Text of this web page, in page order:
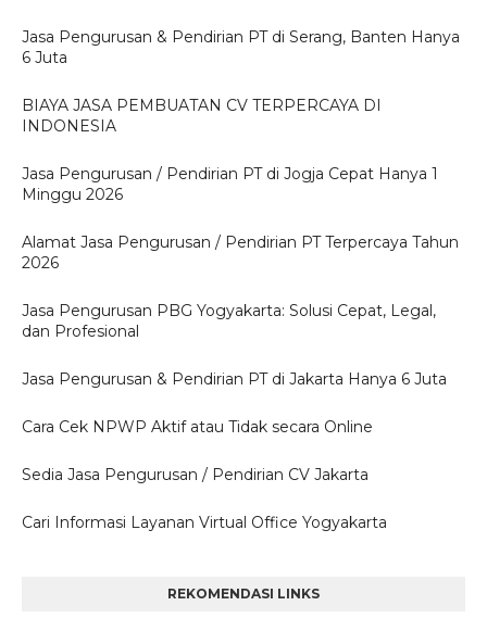
Jasa Pengurusan & Pendirian PT di Serang, Banten Hanya
6 Juta
BIAYA JASA PEMBUATAN CV TERPERCAYA DI
INDONESIA
Jasa Pengurusan / Pendirian PT di Jogja Cepat Hanya 1
Minggu 2026
Alamat Jasa Pengurusan / Pendirian PT Terpercaya Tahun
2026
Jasa Pengurusan PBG Yogyakarta: Solusi Cepat, Legal,
dan Profesional
Jasa Pengurusan & Pendirian PT di Jakarta Hanya 6 Juta
Cara Cek NPWP Aktif atau Tidak secara Online
Sedia Jasa Pengurusan / Pendirian CV Jakarta
Cari Informasi Layanan Virtual Office Yogyakarta
REKOMENDASI LINKS